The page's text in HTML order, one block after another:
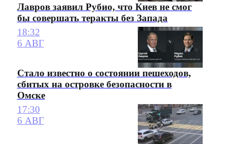
Лавров заявил Рубио, что Киев не смог
бы совершать теракты без Запада
18:32
6 АВГ
Стало известно о состоянии пешеходов,
сбитых на островке безопасности в
Омске
17:30
6 АВГ